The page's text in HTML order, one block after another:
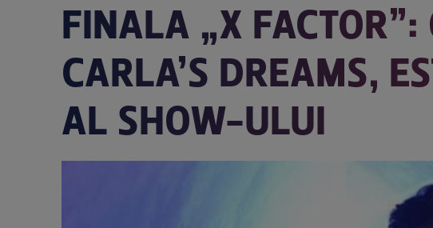
FINALA „X
CARLA’S DREAMS,
AL SHOW-ULUI